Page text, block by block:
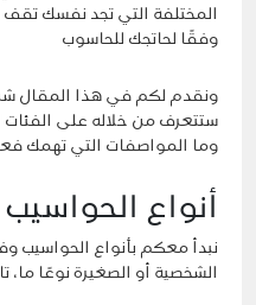
المختلفة التي تجد نفسك تقف
وفقًا لحاتجك للحاسوب
ونقدم لكم في هذا المقال
ستتعرف من خلاله على الفئات
وما المواصفات التي تهمك
أنواع
نبدأ معكم بأنواع الحواسيب
الشخصية أو الصغيرة نوعًا ما،